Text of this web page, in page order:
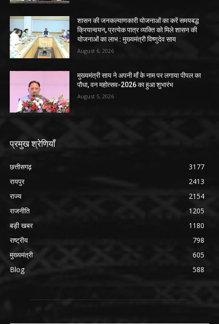
शासन की जनकल्याणकारी योजनाओं का करें समयबद्ध
क्रियान्वयन, प्रत्येक पात्र व्यक्ति को मिले शासन की
योजनाओं का लाभ : मुख्यमंत्री विष्णुदेव साय
August 6, 2026
मुख्यमंत्री साय ने अपनी माँ के नाम पर लगाया पीपल का
पौधा, वन महोत्सव-2026 का हुआ शुभारंभ
August 5, 2026
प्रमुख श्रेणियाँ
छत्तीसगढ़
3177
रायपुर
2413
राज्य
2154
राजनीति
1205
बड़ी खबर
1180
राष्ट्रीय
798
मुख्यमंत्री
605
Blog
588